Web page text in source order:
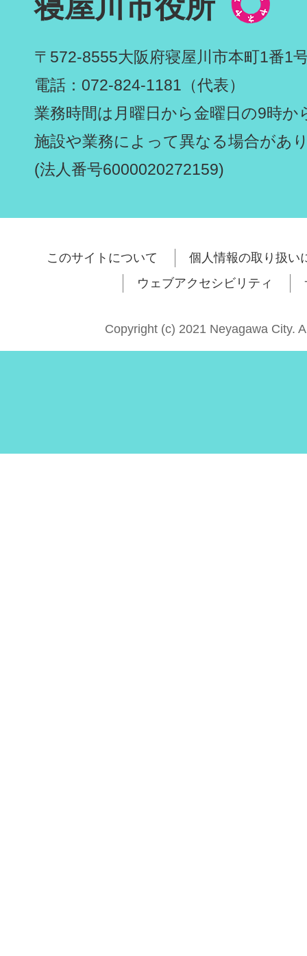
〒572-8555大阪府寝屋川市本町1番1
電話：072-824-1181（代表）
業務時間は月曜日から金曜日の9時か
施設や業務によって異なる場合があ
(法人番号6000020272159)
このサイトについて
個人情報の取り扱い
ウェブアクセシビリティ
Copyright (c) 2021 Neyagawa City.